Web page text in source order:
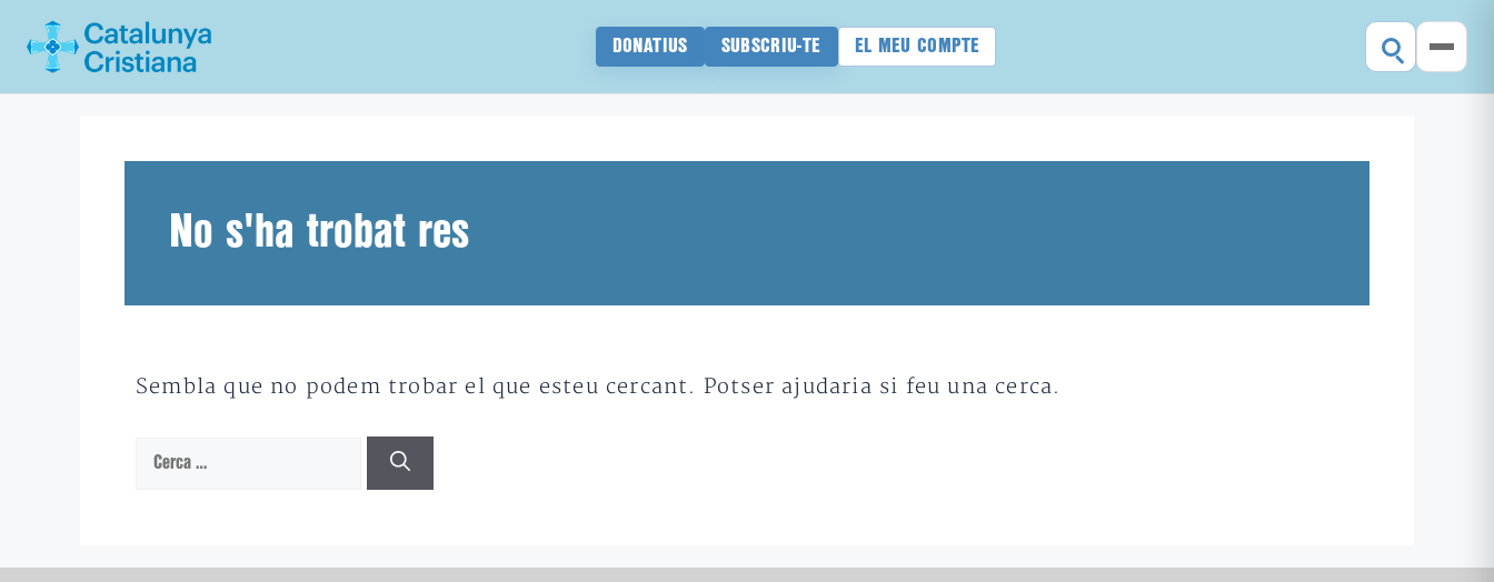
DONATIUS SUBSCRIU-TE EL MEU COMPTE
No s'ha trobat res
Sembla que no podem trobar el que esteu cercant. Potser ajudaria si feu una cerca.
Cerca: